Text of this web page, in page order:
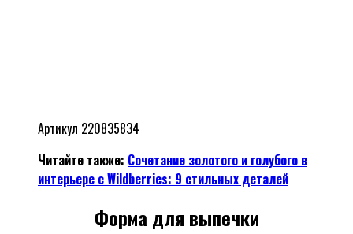
Артикул 220835834
Читайте также: Сочетание золотого и голубого в
интерьере с Wildberries: 9 стильных деталей
Форма для выпечки